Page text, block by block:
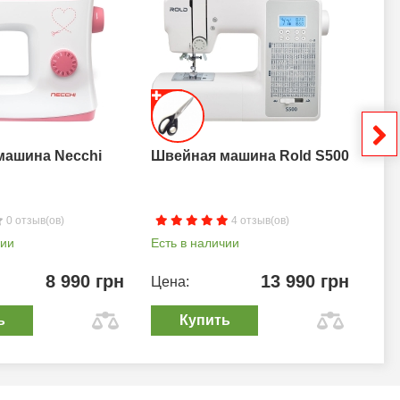
Necchi
0 отзыв(ов)
8 990 грн
Швейная машина Rold S500
4 отзыв(ов)
Есть в наличии
Цена: 13 990 грн
Купить